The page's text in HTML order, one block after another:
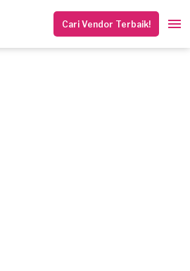
Cari Vendor Terbaik!